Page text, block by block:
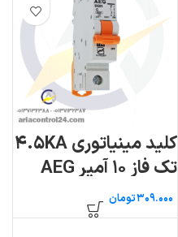
کلید مینیاتوری ۴.۵KA
تک فاز ۱۰ آمپر AEG
تومان